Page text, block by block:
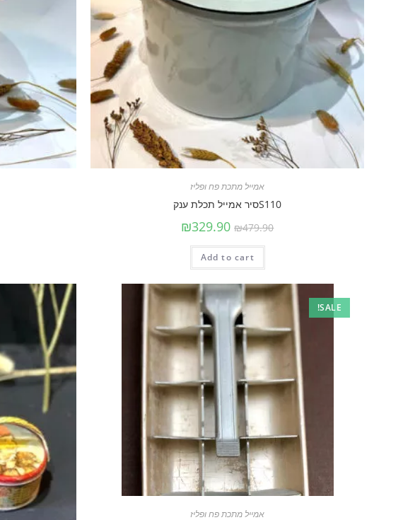
אמייל מתכת פח ופליז
S110סיר אמייל תכלת ענק
₪479.90
₪329.90
Add to cart
SALE!
אמייל מתכת פח ופליז